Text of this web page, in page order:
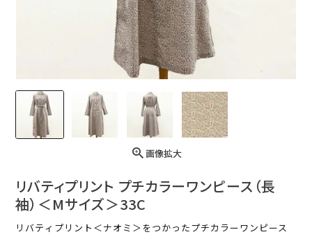
画像拡大
リバティプリント プチカラーワンピース（長
袖）＜Mサイズ＞33C
リバティプリント＜ナオミ＞をつかったプチカラーワンピース